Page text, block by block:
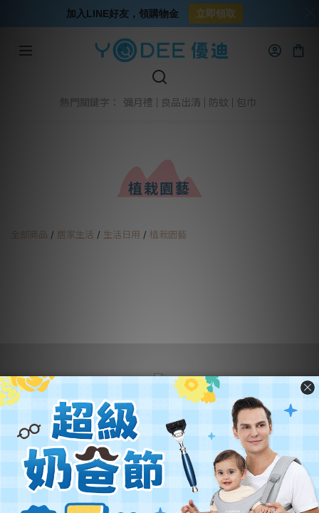
熱門關鍵字： 彌月禮 良品出清 防蚊 包巾
植栽園藝
全部商品 / 居家生活 / 生活日用 / 植栽園藝
營業名稱：優迪國際股份有限公司
公司統編：54342742
公司地址：新北市汐止區新台五路一段102號21樓
客服電話：(02) 2696-1681
客服時間：週一至週五 9:00~18:00
加入LINE好友，領購物金 立即領取